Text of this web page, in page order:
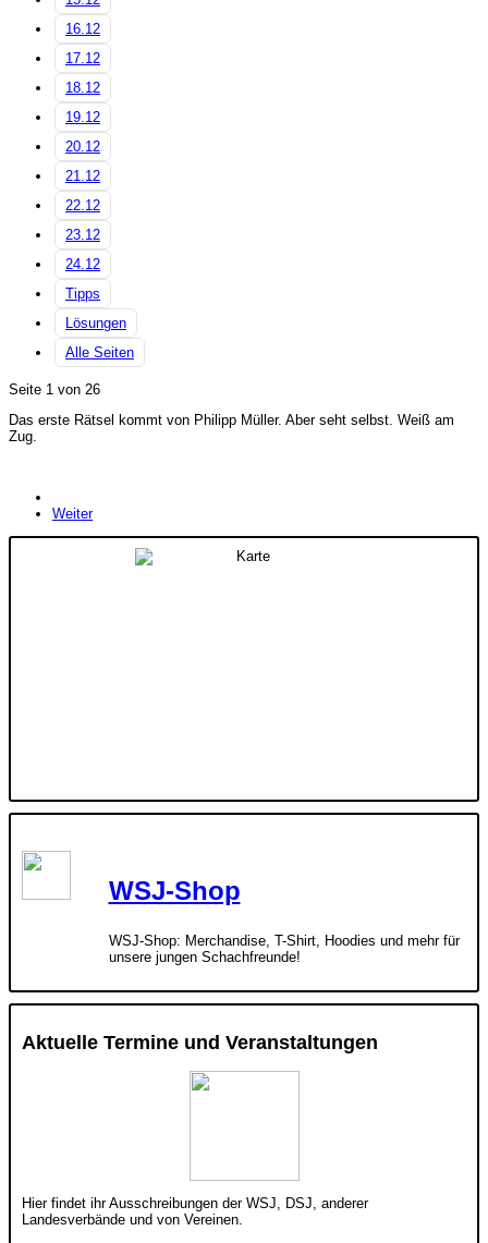
16.12
17.12
18.12
19.12
20.12
21.12
22.12
23.12
24.12
Tipps
Lösungen
Alle Seiten
Seite 1 von 26
Das erste Rätsel kommt von Philipp Müller. Aber seht selbst. Weiß am
Zug.
Weiter
WSJ-Shop
WSJ-Shop: Merchandise, T-Shirt, Hoodies und mehr für
unsere jungen Schachfreunde!
Aktuelle Termine und Veranstaltungen
Hier findet ihr Ausschreibungen der WSJ, DSJ, anderer
Landesverbände und von Vereinen.